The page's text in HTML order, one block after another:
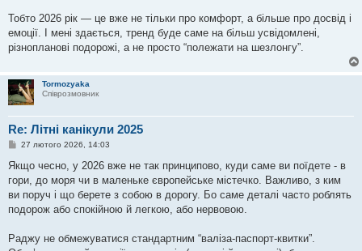
Тобто 2026 рік — це вже не тільки про комфорт, а більше про досвід і
емоції. І мені здається, тренд буде саме на більш усвідомлені,
різнопланові подорожі, а не просто “полежати на шезлонгу”.
Tormozyaka
Співрозмовник
Re: Літні канікули 2025
П
в
д
о
л
н
27 лютого 2026, 14:03
Якщо чесно, у 2026 вже не так принципово, куди саме ви поїдете - в
гори, до моря чи в маленьке європейське містечко. Важливо, з ким
ви поруч і що берете з собою в дорогу. Бо саме деталі часто роблять
подорож або спокійною й легкою, або нервовою.
Раджу не обмежуватися стандартним “валіза-паспорт-квитки”.